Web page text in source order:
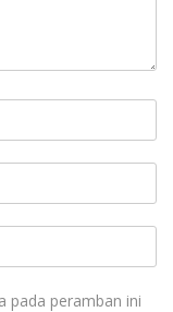
pada peramban ini